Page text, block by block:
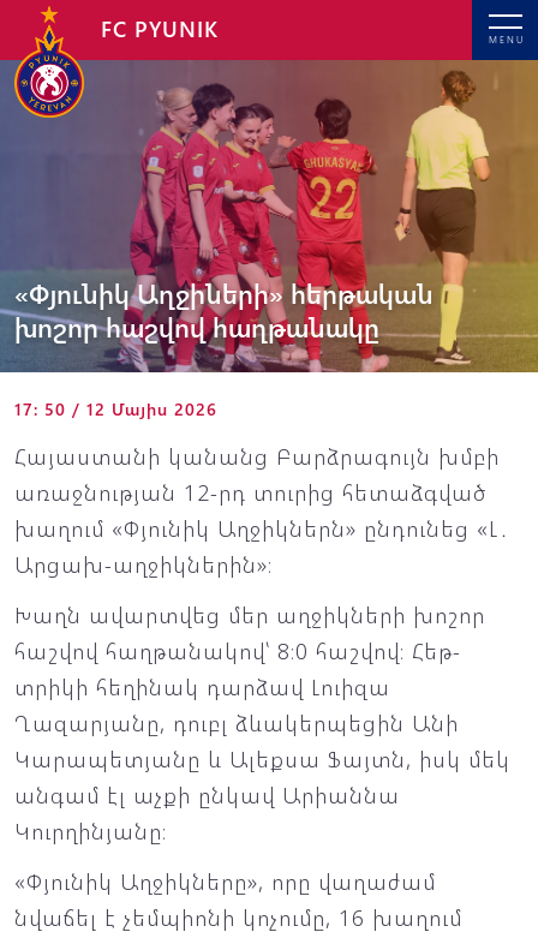
MENU
FC PYUNIK
«Փյունիկ Աղջիների» հերթական
խոշոր հաշվով հաղթանակը
17: 50 / 12 Մայիս 2026
Հայաստանի կանանց Բարձրագույն խմբի
առաջնության 12-րդ տուրից հետաձգված
խաղում «Փյունիկ Աղջիկներն» ընդունեց «Լ․
Արցախ-աղջիկներին»։
Խաղն ավարտվեց մեր աղջիկների խոշոր
հաշվով հաղթանակով՝ 8։0 հաշվով։ Հեթ-
տրիկի հեղինակ դարձավ Լուիզա
Ղազարյանը, դուբլ ձևակերպեցին Անի
Կարապետյանը և Ալեքսա Ֆայտն, իսկ մեկ
անգամ էլ աչքի ընկավ Արիաննա
Կուրղինյանը։
«Փյունիկ Աղջիկները», որը վաղաժամ
նվաճել է չեմպիոնի կոչումը, 16 խաղում